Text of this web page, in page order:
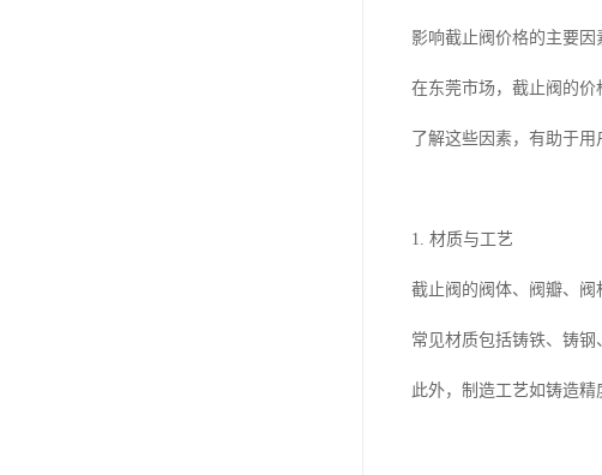
影响截止阀价格的主要因
在东莞市场，截止阀的价
了解这些因素，有助于
1. 材质与工艺
截止阀的阀体、阀瓣、阀
常见材质包括铸铁、铸钢
此外，制造工艺如铸造精